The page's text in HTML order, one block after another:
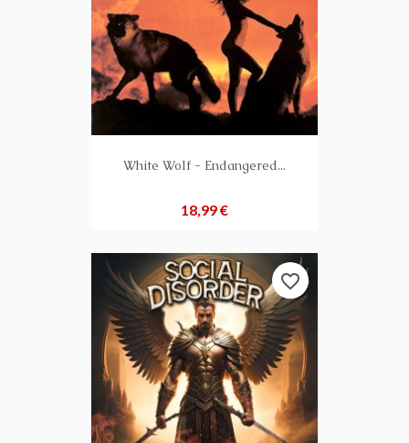
White Wolf - Endangered...
Preis
18,99 €
favorite_border